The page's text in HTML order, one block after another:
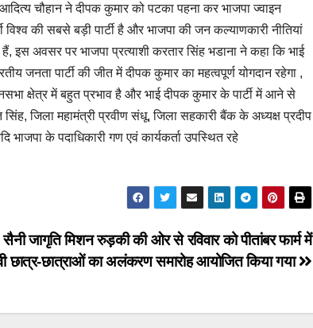
चौहान ने दीपक कुमार को पटका पहना कर भाजपा ज्वाइन
की सबसे बड़ी पार्टी है और भाजपा की जन कल्याणकारी नीतियां
इस अवसर पर भाजपा प्रत्याशी करतार सिंह भडाना ने कहा कि भाई
जनता पार्टी की जीत में दीपक कुमार का महत्वपूर्ण योगदान रहेगा ,
क्षेत्र में बहुत प्रभाव है और भाई दीपक कुमार के पार्टी में आने से
जिला महामंत्री प्रवीण संधू, जिला सहकारी बैंक के अध्यक्ष प्रदीप
भाजपा के पदाधिकारी गण एवं कार्यकर्ता उपस्थित रहे
सैनी जागृति मिशन रुड़की की ओर से रविवार को पीतांबर फार्म में
छात्र-छात्राओं का अलंकरण समारोह आयोजित किया गया